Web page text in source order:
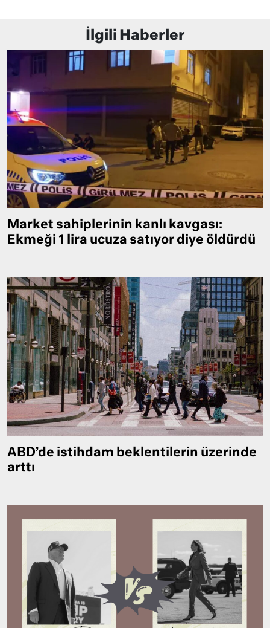
İlgili Haberler
Market sahiplerinin kanlı kavgası:
Ekmeği 1 lira ucuza satıyor diye öldürdü
ABD’de istihdam beklentilerin üzerinde
arttı